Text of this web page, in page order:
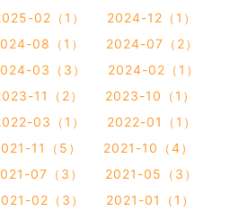
02（1）
2024-12（1）
08（1）
2024-07（2）
03（3）
2024-02（1）
11（2）
2023-10（1）
03（1）
2022-01（1）
11（5）
2021-10（4）
07（3）
2021-05（3）
02（3）
2021-01（1）